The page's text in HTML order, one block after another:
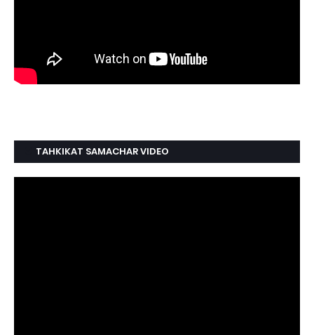
TAHKIKAT SAMACHAR VIDEO